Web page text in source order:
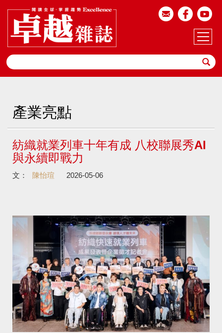
產業亮點
紡織就業列車十年有成 八校聯展秀AI
與永續即戰力
文： 陳怡瑄 2026-05-06